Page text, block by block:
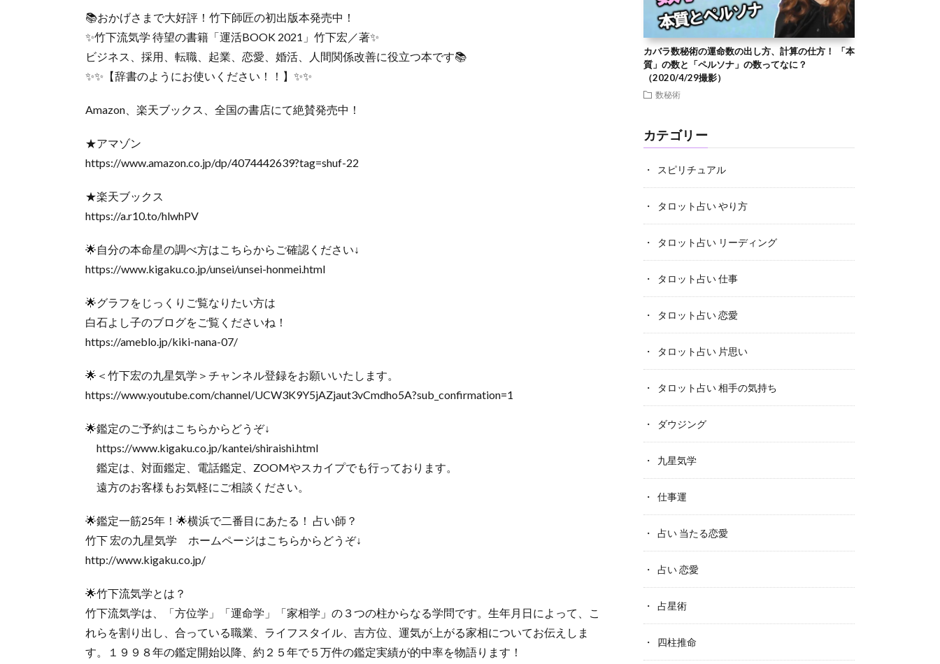
📚おかげさまで大好評！竹下師匠の初出版本発売中！
✨竹下流気学 待望の書籍「運活BOOK 2021」竹下宏／著✨
ビジネス、採用、転職、起業、恋愛、婚活、人間関係改善に役立つ本です📚
✨✨【辞書のようにお使いください！！】✨✨
Amazon、楽天ブックス、全国の書店にて絶賛発売中！
★アマゾン
https://www.amazon.co.jp/dp/4074442639?tag=shuf-22
★楽天ブックス
https://a.r10.to/hlwhPV
🌟自分の本命星の調べ方はこちらからご確認ください↓
https://www.kigaku.co.jp/unsei/unsei-honmei.html
🌟グラフをじっくりご覧なりたい方は
白石よし子のブログをご覧くださいね！
https://ameblo.jp/kiki-nana-07/
🌟＜竹下宏の九星気学＞チャンネル登録をお願いいたします。
https://www.youtube.com/channel/UCW3K9Y5jAZjaut3vCmdho5A?sub_confirmation=1
🌟鑑定のご予約はこちらからどうぞ↓
https://www.kigaku.co.jp/kantei/shiraishi.html
鑑定は、対面鑑定、電話鑑定、ZOOMやスカイプでも行っております。
遠方のお客様もお気軽にご相談ください。
🌟鑑定一筋25年！🌟横浜で二番目にあたる！ 占い師？
竹下 宏の九星気学 ホームページはこちらからどうぞ↓
http://www.kigaku.co.jp/
🌟竹下流気学とは？
竹下流気学は、「方位学」「運命学」「家相学」の３つの柱からなる学問です。生年月日によって、こ
れらを割り出し、合っている職業、ライフスタイル、吉方位、運気が上がる家相についてお伝えしま
す。１９９８年の鑑定開始以降、約２５年で５万件の鑑定実績が的中率を物語ります！
カバラ数秘術の運命数の出し方、計算の仕方！ 「本
質」の数と「ペルソナ」の数ってなに？
（2020/4/29撮影）
数秘術
カテゴリー
スピリチュアル
タロット占い やり方
タロット占い リーディング
タロット占い 仕事
タロット占い 恋愛
タロット占い 片思い
タロット占い 相手の気持ち
ダウジング
九星気学
仕事運
占い 当たる恋愛
占い 恋愛
占星術
四柱推命